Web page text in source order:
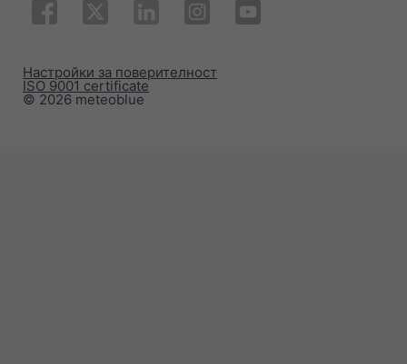
© 2026 meteoblue
ISO 9001 certificate
Настройки за поверителност